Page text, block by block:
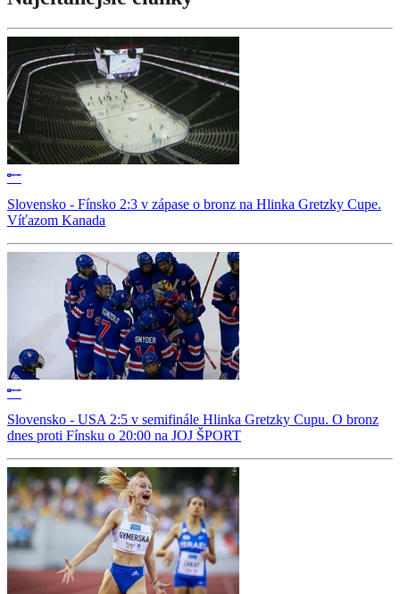
Slovensko - Fínsko 2:3 v zápase o bronz na Hlinka Gretzky Cupe.
Víťazom Kanada
Slovensko - USA 2:5 v semifinále Hlinka Gretzky Cupu. O bronz
dnes proti Fínsku o 20:00 na JOJ ŠPORT